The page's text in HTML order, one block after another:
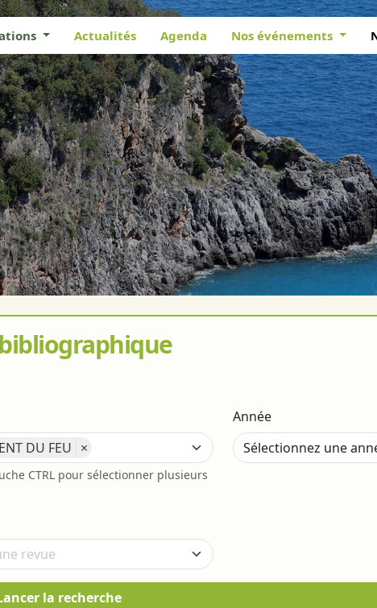
Actualités Agenda Nos événements
DU FEU ×
CTRL pour sélectionner plusieurs
Année
la recherche